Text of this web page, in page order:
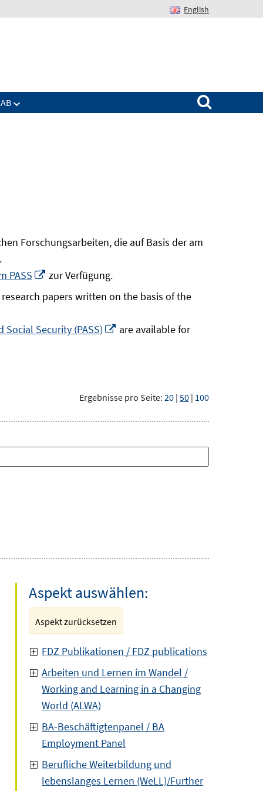
English
Suchen nach:
Forschungsarbeiten, die auf Basis der am
.
PASS
In
öffnen
zur Verfügung.
papers written on the basis of the
Security (PASS)
In
are available for
Ergebnisse pro Seite: 20 | 50 | 100
Aspekt auswählen:
Aspekt zurücksetzen
FDZ Publikationen / FDZ publications
Arbeiten und Lernen im Wandel /
Working and Learning in a Changing
World (ALWA)
BA-Beschäftigtenpanel / BA
Employment Panel
Berufliche Weiterbildung und
lebenslanges Lernen (WeLL)/Further